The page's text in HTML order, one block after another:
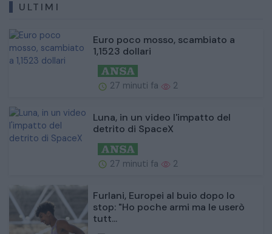
ULTIMI
Euro poco mosso, scambiato a
1,1523 dollari
27 minuti fa 2
Luna, in un video l'impatto del
detrito di SpaceX
27 minuti fa 2
Furlani, Europei al buio dopo lo
stop: "Ho poche armi ma le userò
tutt...